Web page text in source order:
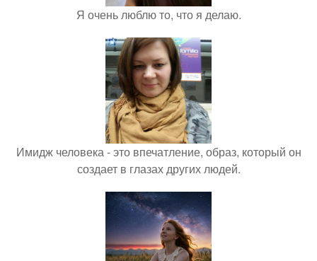
Я очень люблю то, что я делаю.
Имидж человека - это впечатление, образ, который он
создает в глазах других людей.